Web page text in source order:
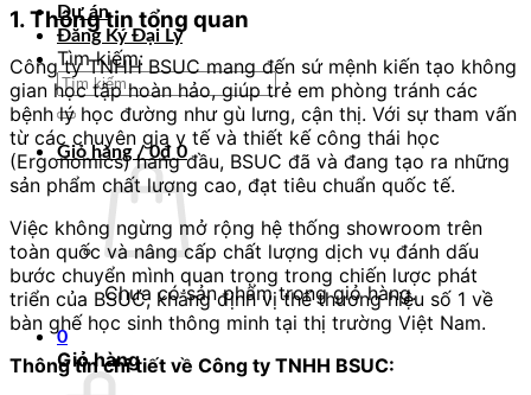
Dự án
Đăng Ký Đại Lý
Tìm kiếm:
Giỏ hàng /0₫ 0
Chưa có sản phẩm trong giỏ hàng.
0
Giỏ hàng
1. Thông tin tổng quan
Công ty TNHH BSUC mang đến sứ mệnh kiến tạo không
gian học tập hoàn hảo, giúp trẻ em phòng tránh các
bệnh lý học đường như gù lưng, cận thị. Với sự tham vấn
từ các chuyên gia y tế và thiết kế công thái học
(Ergonomics) hàng đầu, BSUC đã và đang tạo ra những
sản phẩm chất lượng cao, đạt tiêu chuẩn quốc tế.
Việc không ngừng mở rộng hệ thống showroom trên
toàn quốc và nâng cấp chất lượng dịch vụ đánh dấu
bước chuyển mình quan trọng trong chiến lược phát
triển của BSUC, khẳng định vị thế thương hiệu số 1 về
bàn ghế học sinh thông minh tại thị trường Việt Nam.
Thông tin chi tiết về Công ty TNHH BSUC: